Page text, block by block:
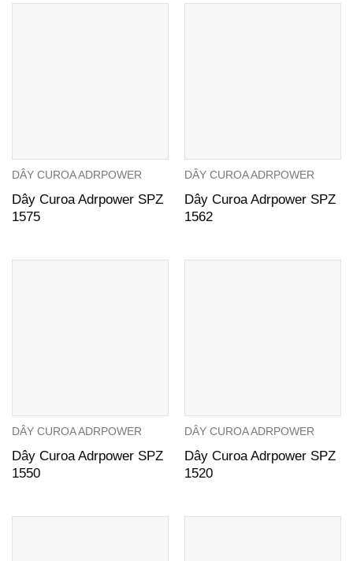
DÂY CUROA ADRPOWER
Dây Curoa Adrpower SPZ
1575
DÂY CUROA ADRPOWER
Dây Curoa Adrpower SPZ
1562
DÂY CUROA ADRPOWER
Dây Curoa Adrpower SPZ
1550
DÂY CUROA ADRPOWER
Dây Curoa Adrpower SPZ
1520